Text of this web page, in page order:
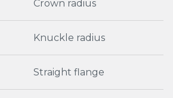
Crown radius
Knuckle radius
Straight flange